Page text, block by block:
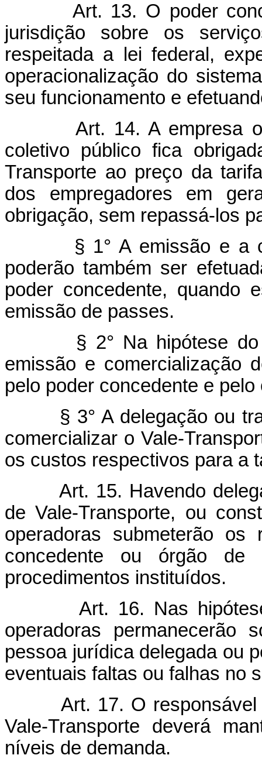
Art. 13. O poder
jurisdição sobre os
respeitada a lei federal,
operacionalização do
seu funcionamento e
Art. 14. A empresa
coletivo público fica
Transporte ao preço da
dos empregadores em
obrigação, sem repassá-los
§ 1° A emissão e a
poderão também ser
poder concedente, quando
emissão de passes.
§ 2° Na hipótese do
emissão e comercialização
pelo poder concedente e
§ 3° A delegação ou
comercializar o Vale-
os custos respectivos para a
Art. 15. Havendo
de Vale-Transporte, ou
operadoras submeterão os
concedente ou órgão de
procedimentos instituídos.
Art. 16. Nas
operadoras permanecerão
pessoa jurídica delegada ou
eventuais faltas ou falhas no
Art. 17. O
Vale-Transporte deverá
níveis de demanda.